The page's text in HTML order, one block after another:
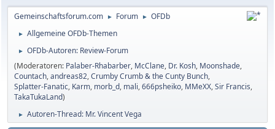
Gemeinschaftsforum.com ► Forum ► OFDb
► Allgemeine OFDb-Themen
►
OFDb-Autoren: Review-Forum
(Moderatoren: Palaber-Rhabarber, McClane, Dr. Kosh, Moonshade,
Countach,andreas82,Crumby Crumb & the Cunty Bunch,
Splatter-Fanatic, Karm, morb_d, mali,666psheiko, MMeXX,Sir Francis,
TakaTukaLand)
► Autoren-Thread: Mr. Vincent Vega